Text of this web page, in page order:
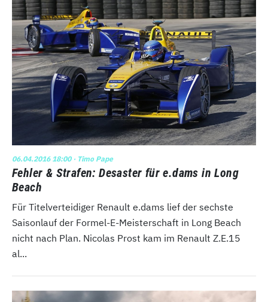
06.04.2016 18:00· Timo Pape
Fehler & Strafen: Desaster für e.dams in Long
Beach
Für Titelverteidiger Renault e.dams lief der sechste
Saisonlauf der Formel-E-Meisterschaft in Long Beach
nicht nach Plan. Nicolas Prost kam im Renault Z.E.15
al...